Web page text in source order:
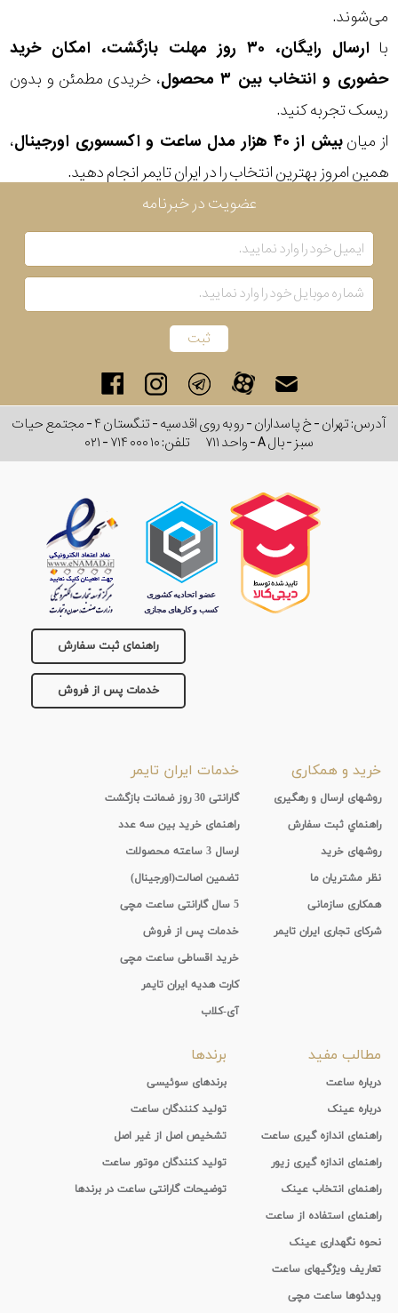
می‌شوند.
با
ارسال رایگان، ۳۰ روز مهلت بازگشت، امکان خرید
حضوری و انتخاب بین ۳ محصول
، خریدی مطمئن و بدون
ریسک تجربه کنید.
از میانبیش از ۴۰ هزار مدل ساعت و اکسسوری اورجینال
،
همین امروز بهترین انتخاب را در ایران تایمر انجام دهید.
موتور
مکانیکی
کوکی
نمایش
بیشتر...
رنگ
بکار
رفته
ساعت
جنس
کشور
برند
عضویت در خبرنامه
آدرس: تهران - خ پاسداران - رو به روی اقدسیه - تنگستان ۴ - مجتمع حیات
سبز - بال A - واحد ۷۱۱
تلفن:۰۲۱ - ۷۱۴ ۰۰۰ ۱۰
راهنمای ثبت سفارش
خدمات پس از فروش
خرید و همکاری
روشهای ارسال و رهگیری
راهنماي ثبت سفارش
روشهای خرید
نظر مشتریان ما
همکاری سازمانی
شرکای تجاری ایران تایمر
خدمات ایران تایمر
گارانتی 30 روز ضمانت بازگشت
راهنمای خرید بین سه عدد
ارسال 3 ساعته محصولات
تضمین اصالت(اورجینال)
5 سال گارانتی ساعت مچی
خدمات پس از فروش
خرید اقساطی ساعت مچی
کارت هدیه ایران تایمر
آی-کلاب
مطالب مفید
درباره ساعت
درباره عینک
راهنمای اندازه گیری ساعت
راهنمای اندازه گیری زیور
راهنمای انتخاب عینک
راهنمای استفاده از ساعت
نحوه نگهداری عینک
تعاریف ویژگیهای ساعت
ویدئوها ساعت مچی
برندها
برندهای سوئیسی
تولید کنندگان ساعت
تشخیص اصل از غیر اصل
تولید کنندگان موتور ساعت
توضیحات گارانتی ساعت در برندها